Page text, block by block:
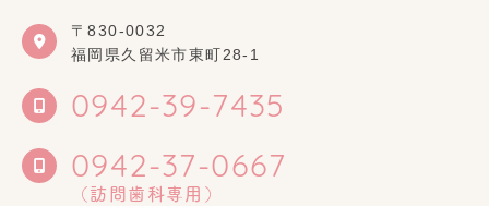
〒830-0032
福岡県久留米市東町28-1
0942-39-7435
0942-37-0667
（訪問歯科専用）